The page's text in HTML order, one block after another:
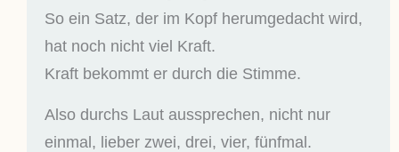
So ein Satz, der im Kopf herumgedacht wird,
hat noch nicht viel Kraft.
Kraft bekommt er durch die Stimme.
Also durchs Laut aussprechen, nicht nur
einmal, lieber zwei, drei, vier, fünfmal.